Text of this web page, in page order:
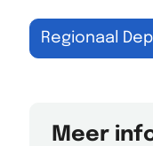
Regionaal
Meer